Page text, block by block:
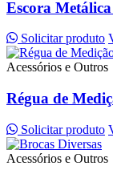
Escora
Solicitar produto
Acessórios e Outros
Régua de
Solicitar produto
Acessórios e Outros